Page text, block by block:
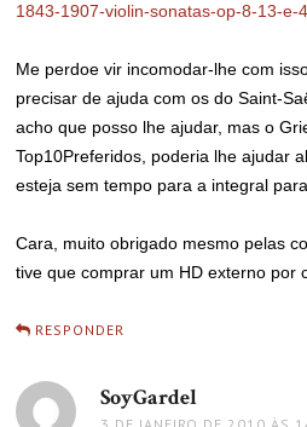
1843-1907-violin-sonatas-op-8-13-e-
Me perdoe vir incomodar-lhe com
precisar de ajuda com os do Saint-
acho que posso lhe ajudar, mas o
Top10Preferidos, poderia lhe ajudar
esteja sem tempo para a integral
Cara, muito obrigado mesmo pelas
tive que comprar um HD externo por
RESPONDER
SoyGardel